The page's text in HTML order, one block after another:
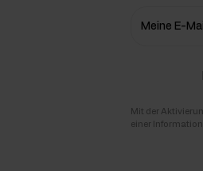
Meine E-
Mit der
einer